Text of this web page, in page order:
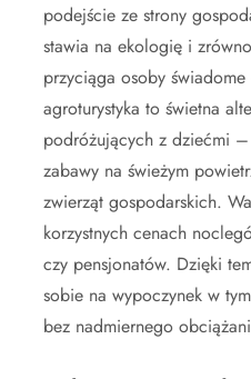
podejście ze strony
stawia na ekologię i
przyciąga osoby
agroturystyka to świetna
podróżujących z dziećmi
zabawy na świeżym
zwierząt gospodarskich.
korzystnych cenach
czy pensjonatów. Dzięki
sobie na wypoczynek w
bez nadmiernego